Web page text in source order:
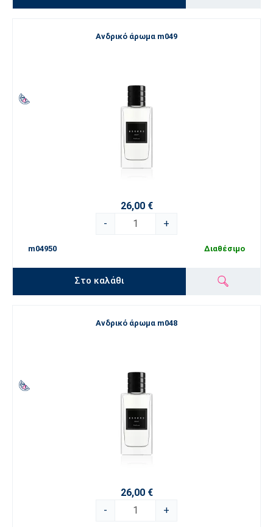
Ανδρικό άρωμα m049
26,00 €
-
+
m04950 Διαθέσιμο
Στο καλάθι
Ανδρικό άρωμα m048
26,00 €
-
+